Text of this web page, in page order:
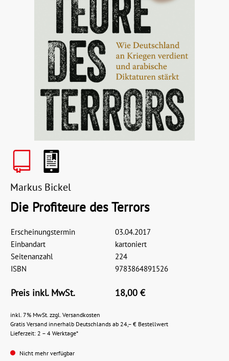
Markus Bickel
Die Profiteure des Terrors
Erscheinungstermin
03.04.2017
Einbandart
kartoniert
Seitenanzahl
224
ISBN
9783864891526
Preis inkl. MwSt. 18,00 €
inkl. 7% MwSt. zzgl. Versandkosten
Gratis Versand innerhalb Deutschlands ab 24,– € Bestellwert
Lieferzeit: 2 – 4 Werktage*
Nicht mehr verfügbar